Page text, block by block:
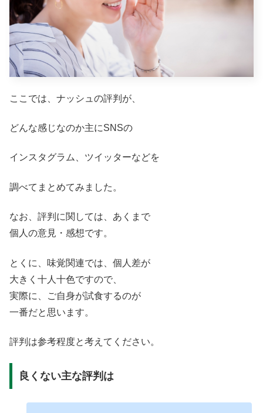
ここでは、ナッシュの評判が、
どんな感じなのか主にSNSの
インスタグラム、ツイッターなどを
調べてまとめてみました。
なお、評判に関しては、あくまで
個人の意見・感想です。
とくに、味覚関連では、個人差が
大きく十人十色ですので、
実際に、ご自身が試食するのが
一番だと思います。
評判は参考程度と考えてください。
良くない主な評判は